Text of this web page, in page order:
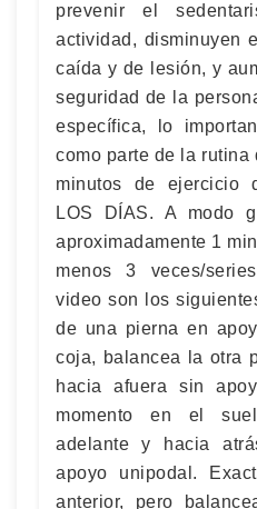
prevenir el
actividad, disminuyen
caída y de lesión, y
seguridad de la
específica, lo
como parte de la
minutos de ejercicio
LOS DÍAS. A modo
aproximadamente 1
menos 3 veces/
video son los
de una pierna en
coja, balancea la otra
hacia afuera sin
momento en el
adelante y hacia
apoyo unipodal.
anterior, pero